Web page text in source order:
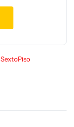
SextoPiso